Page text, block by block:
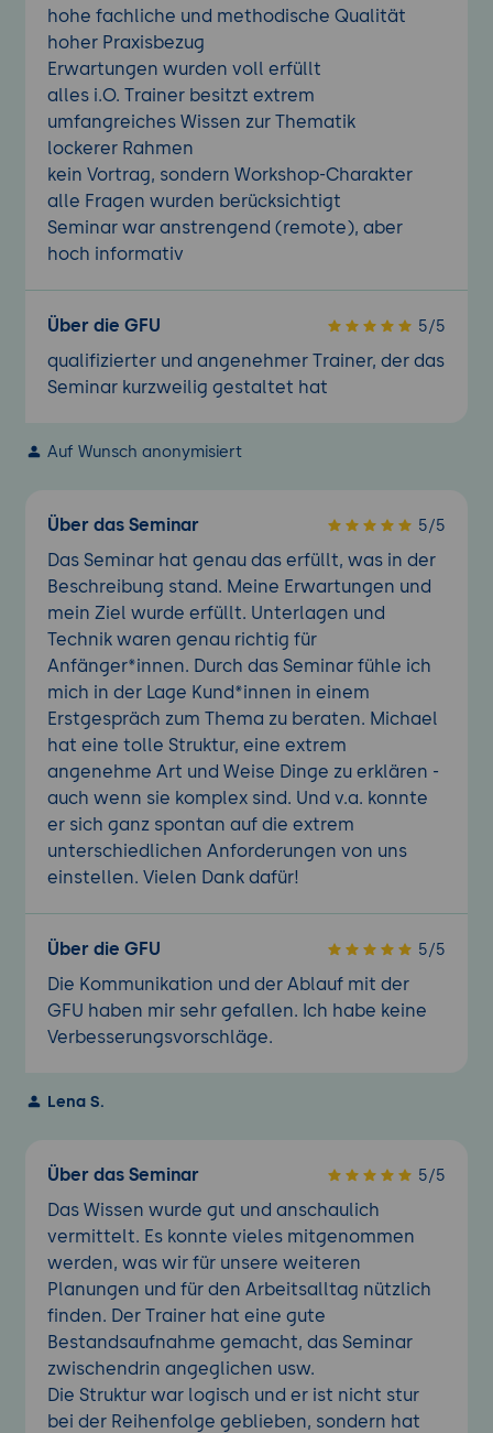
hohe fachliche und methodische Qualität
hoher Praxisbezug
Erwartungen wurden voll erfüllt
alles i.O. Trainer besitzt extrem
umfangreiches Wissen zur Thematik
lockerer Rahmen
kein Vortrag, sondern Workshop-Charakter
alle Fragen wurden berücksichtigt
Seminar war anstrengend (remote), aber
hoch informativ
Über die GFU 5/5
qualifizierter und angenehmer Trainer, der das
Seminar kurzweilig gestaltet hat
Auf Wunsch anonymisiert
Über das Seminar 5/5
Das Seminar hat genau das erfüllt, was in der
Beschreibung stand. Meine Erwartungen und
mein Ziel wurde erfüllt. Unterlagen und
Technik waren genau richtig für
Anfänger*innen. Durch das Seminar fühle ich
mich in der Lage Kund*innen in einem
Erstgespräch zum Thema zu beraten. Michael
hat eine tolle Struktur, eine extrem
angenehme Art und Weise Dinge zu erklären -
auch wenn sie komplex sind. Und v.a. konnte
er sich ganz spontan auf die extrem
unterschiedlichen Anforderungen von uns
einstellen. Vielen Dank dafür!
Über die GFU 5/5
Die Kommunikation und der Ablauf mit der
GFU haben mir sehr gefallen. Ich habe keine
Verbesserungsvorschläge.
Lena S.
Über das Seminar 5/5
Das Wissen wurde gut und anschaulich
vermittelt. Es konnte vieles mitgenommen
werden, was wir für unsere weiteren
Planungen und für den Arbeitsalltag nützlich
finden. Der Trainer hat eine gute
Bestandsaufnahme gemacht, das Seminar
zwischendrin angeglichen usw.
Die Struktur war logisch und er ist nicht stur
bei der Reihenfolge geblieben, sondern hat